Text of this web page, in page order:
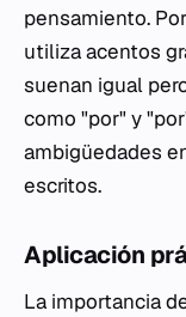
pensamiento.
utiliza acentos
suenan igual
como "por" y
ambigüedades
escritos.
Aplicación
La importancia